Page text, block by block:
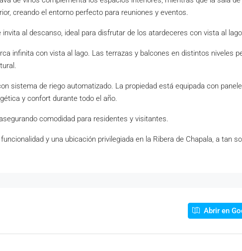
creando el entorno perfecto para reuniones y eventos.
al descanso, ideal para disfrutar de los atardeceres con vista al
infinita con vista al lago. Las terrazas y balcones en distintos niveles
sistema de riego automatizado. La propiedad está equipada con
y confort durante todo el año.
comodidad para residentes y visitantes.
y una ubicación privilegiada en la Ribera de Chapala, a tan
Abrir en